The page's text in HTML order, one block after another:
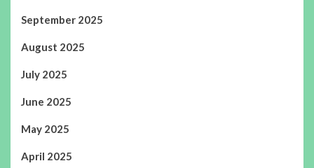
September 2025
August 2025
July 2025
June 2025
May 2025
April 2025